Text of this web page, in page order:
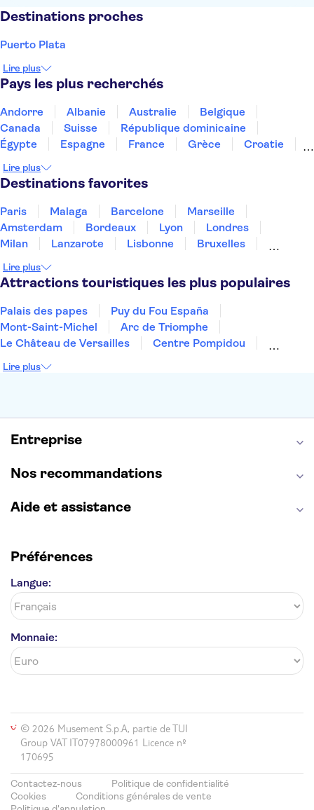
Destinations proches
Puerto Plata
Lire plus
Pays les plus recherchés
Andorre Albanie Australie
Belgique
Canada
Suisse
République dominicaine
Égypte
Espagne France Grèce
Croatie
Thaïlande
Tunisie
Lire plus
Destinations favorites
Paris Malaga Barcelone
Marseille
Amsterdam
Bordeaux Lyon
Londres
Milan
Lanzarote Lisbonne
Bruxelles
Dubai
Copenhague Minorque Montpellier
Lire plus
Attractions touristiques les plus populaires
Palais des papes
Puy du Fou España
Mont-Saint-Michel
Arc de Triomphe
Le Château de Versailles
Centre Pompidou
La Chapelle Sixtine
Opéra Garnier
Lire plus
Entreprise
Nos recommandations
Aide et assistance
Préférences
Langue:
Monnaie:
© 2026 Musement S.p.A, partie de TUI
Group VAT IT07978000961 Licence nº
170695
Contactez-nous
Politique de confidentialité
Cookies
Conditions générales de vente